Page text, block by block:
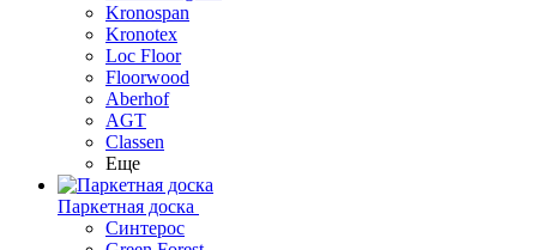
Kronospan
Kronotex
Loc Floor
Floorwood
Aberhof
AGT
Classen
Еще
Паркетная доска
Синтерос